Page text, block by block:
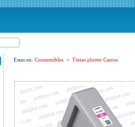
Estas en: Consumibles > Tintas plotter Canon